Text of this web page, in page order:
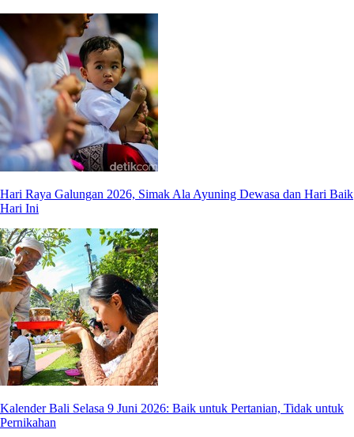
Hari Raya Galungan 2026, Simak Ala Ayuning Dewasa dan Hari Baik
Hari Ini
Kalender Bali Selasa 9 Juni 2026: Baik untuk Pertanian, Tidak untuk
Pernikahan